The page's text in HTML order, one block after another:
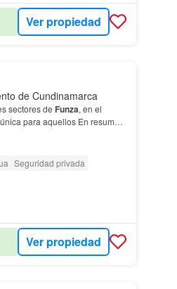
Ver propiedad
de Cundinamarca
sectores de Funza, en el
para aquellos En resumen,
t…
Seguridad privada
Ver propiedad